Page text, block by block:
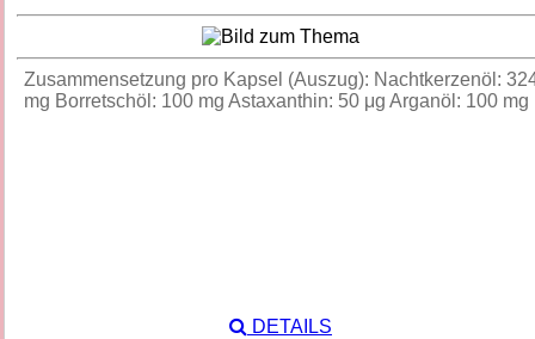
Zusammensetzung pro Kapsel (Auszug): Nachtkerzenöl:
mg Borretschöl: 100 mg Astaxanthin: 50 μg Arganöl: 100
DETAILS